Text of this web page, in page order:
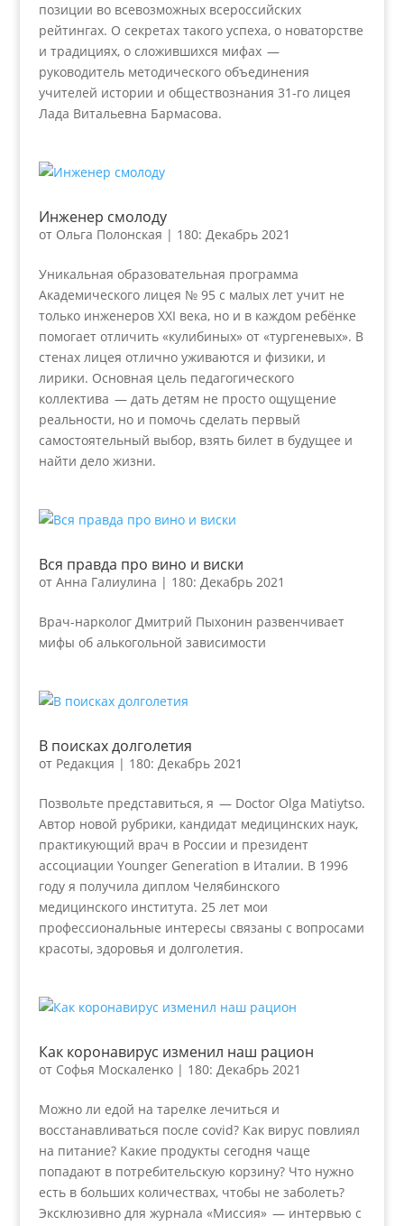
позиции во всевозможных всероссийских
рейтингах. О секретах такого успеха, о новаторстве
и традициях, о сложившихся мифах —
руководитель методического объединения
учителей истории и обществознания 31-го лицея
Лада Витальевна Бармасова.
Инженер смолоду
от Ольга Полонская | 180: Декабрь 2021
Уникальная образовательная программа
Академического лицея № 95 с малых лет учит не
только инженеров XXI века, но и в каждом ребёнке
помогает отличить «кулибиных» от «тургеневых». В
стенах лицея отлично уживаются и физики, и
лирики. Основная цель педагогического
коллектива — дать детям не просто ощущение
реальности, но и помочь сделать первый
самостоятельный выбор, взять билет в будущее и
найти дело жизни.
Вся правда про вино и виски
от Анна Галиулина | 180: Декабрь 2021
Врач-нарколог Дмитрий Пыхонин развенчивает
мифы об алькогольной зависимости
В поисках долголетия
от Редакция | 180: Декабрь 2021
Позвольте представиться, я — Doctor Olga Matiytso.
Автор новой рубрики, кандидат медицинских наук,
практикующий врач в России и президент
ассоциации Younger Generation в Италии. В 1996
году я получила диплом Челябинского
медицинского института. 25 лет мои
профессиональные интересы связаны с вопросами
красоты, здоровья и долголетия.
Как коронавирус изменил наш рацион
от Софья Москаленко| 180: Декабрь 2021
Можно ли едой на тарелке лечиться и
восстанавливаться после covid? Как вирус повлиял
на питание? Какие продукты сегодня чаще
попадают в потребительскую корзину? Что нужно
есть в больших количествах, чтобы не заболеть?
Эксклюзивно для журнала «Миссия» — интервью с